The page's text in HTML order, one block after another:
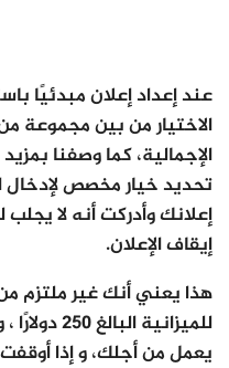
الاختيار من بين مجموعة
الإجمالية، كما وصفنا
إعلانك وأدركت أنه لا
إيقاف الإعلان.
هذا يعني أنك غير ملتزم من
للميزانية